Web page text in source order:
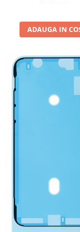
INFINIX COMPATIBILE
Alte Accesorii
Carduri de memorie
Curele ceasuri
PowerBank
Selfie Stick / Tripod
Stick-uri USB
HUAWEI COMPATIBILE
HUAWEI SERVICE PACK
ACUMULATORI
Acumulatori Pentru
ADAUGA IN